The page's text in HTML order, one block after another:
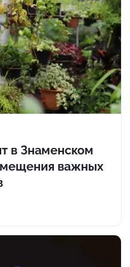
в Знаменском
важных